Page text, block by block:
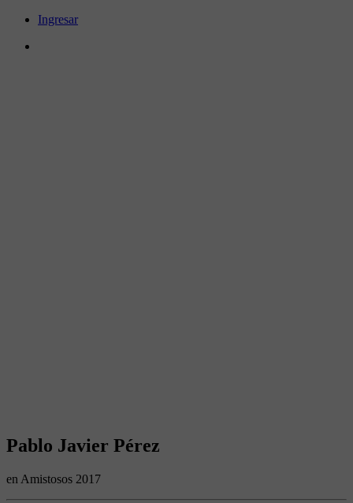
Ingresar
Pablo Javier Pérez
en Amistosos 2017